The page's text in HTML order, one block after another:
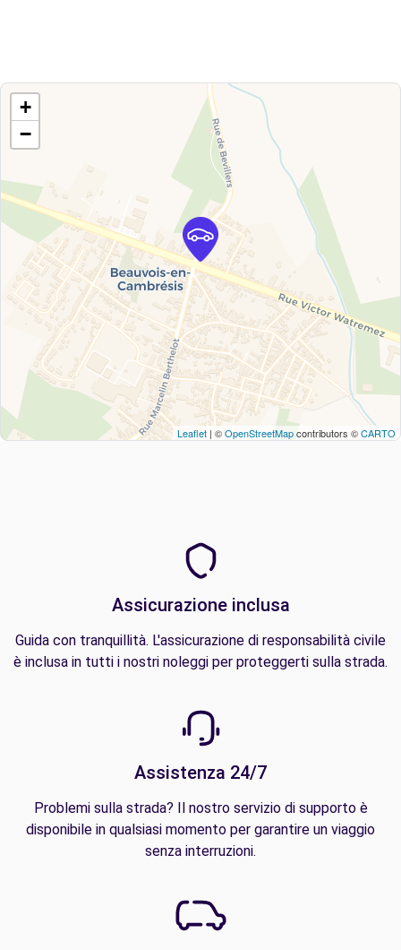
+
−
Leaflet | ©OpenStreetMapcontributors ©CARTO
Assicurazione inclusa
Guida con tranquillità. L'assicurazione di responsabilità civile
è inclusa in tutti i nostri noleggi per proteggerti sulla strada.
Assistenza 24/7
Problemi sulla strada? Il nostro servizio di supporto è
disponibile in qualsiasi momento per garantire un viaggio
senza interruzioni.